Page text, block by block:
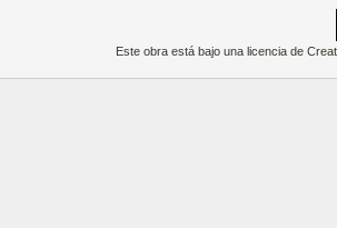
Este obra está bajo unalicencia de